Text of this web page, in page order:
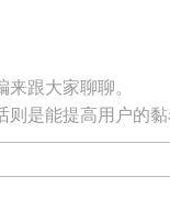
来跟大家聊聊。
是能提高用户的